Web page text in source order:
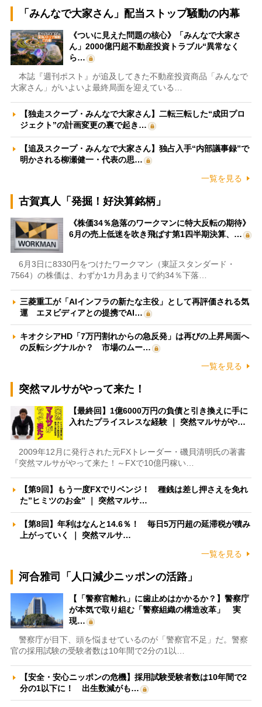
「みんなで大家さん」配当ストップ騒動の内幕
《ついに見えた問題の核心》「みんなで大家さ
ん」2000億円超不動産投資トラブル“異常なく
ら…
本誌『週刊ポスト』が追及してきた不動産投資商品「みんなで
大家さん」がいよいよ最終局面を迎えている…
【独走スクープ・みんなで大家さん】二転三転した“成田プロ
ジェクト”の計画変更の裏で起き…
【追及スクープ・みんなで大家さん】独占入手“内部議事録”で
明かされる柳瀬健一・代表の思…
一覧を見る
古賀真人「発掘！好決算銘柄」
《株価34％急落のワークマンに特大反転の期待》
6月の売上低迷を吹き飛ばす第1四半期決算、…
6月3日に8330円をつけたワークマン（東証スタンダード・
7564）の株価は、わずか1カ月あまりで約34％下落…
三菱重工が「AIインフラの新たな主役」として再評価される気
運 エヌビディアとの提携でAI…
キオクシアHD「7万円割れからの急反発」は再びの上昇局面へ
の反転シグナルか？ 市場のムー…
一覧を見る
突然マルサがやって来た！
【最終回】1億6000万円の負債と引き換えに手に
入れたプライスレスな経験 ｜ 突然マルサがや…
2009年12月に発行された元FXトレーダー・磯貝清明氏の著書
『突然マルサがやって来た！～FXで10億円稼い…
【第9回】もう一度FXでリベンジ！ 種銭は差し押さえを免れ
た”ヒミツのお金” ｜ 突然マルサ…
【第8回】年利はなんと14.6％！ 毎日5万円超の延滞税が積み
上がっていく ｜ 突然マルサ…
一覧を見る
河合雅司「人口減少ニッポンの活路」
【「警察官離れ」に歯止めはかかるか？】警察庁
が本気で取り組む「警察組織の構造改革」 実
現…
警察庁が目下、頭を悩ませているのが「警察官不足」だ。警察
官の採用試験の受験者数は10年間で2分の1以…
【安全・安心ニッポンの危機】採用試験受験者数は10年間で2
分の1以下に！ 出生数減がも…